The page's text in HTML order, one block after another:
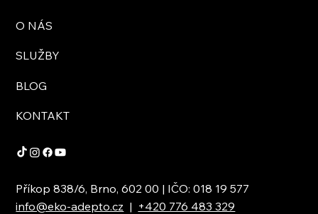
O NÁS
SLUŽBY
BLOG
KONTAKT
Příkop 838/6, Brno, 602 00 | IČO: 018 19 577
info@eko-adepto.cz | +420 776 483 329